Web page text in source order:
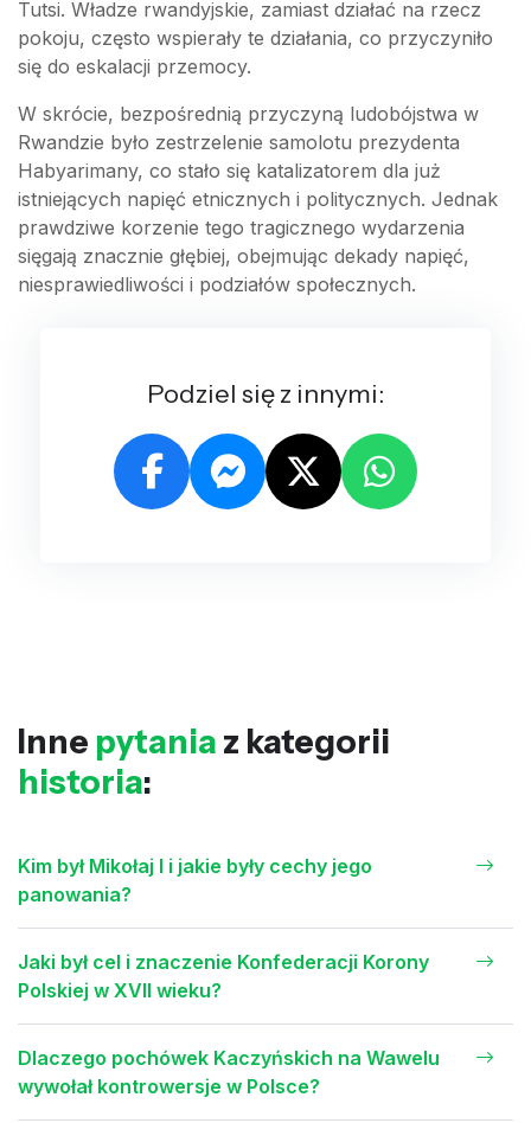
Tutsi. Władze rwandyjskie, zamiast działać na rzecz
pokoju, często wspierały te działania, co przyczyniło
się do eskalacji przemocy.
W skrócie, bezpośrednią przyczyną ludobójstwa w
Rwandzie było zestrzelenie samolotu prezydenta
Habyarimany, co stało się katalizatorem dla już
istniejących napięć etnicznych i politycznych. Jednak
prawdziwe korzenie tego tragicznego wydarzenia
sięgają znacznie głębiej, obejmując dekady napięć,
niesprawiedliwości i podziałów społecznych.
Podziel się z innymi:
Inne pytania z kategorii
historia:
Kim był Mikołaj I i jakie były cechy jego
panowania?
Jaki był cel i znaczenie Konfederacji Korony
Polskiej w XVII wieku?
Dlaczego pochówek Kaczyńskich na Wawelu
wywołał kontrowersje w Polsce?